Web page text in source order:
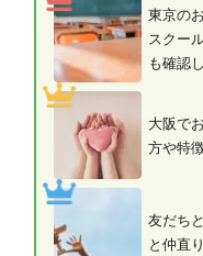
東京の
スクー
も確認
大阪で
方や特
友だち
と仲直